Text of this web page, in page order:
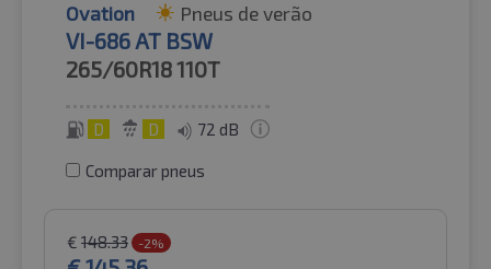
Ovation Pneus de verão
VI-686 AT BSW
265/60R18110T
D D 72 dB
Comparar pneus
€ 148.33 -2%